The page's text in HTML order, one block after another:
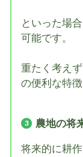
といった場
可能です。
重たく考え
の便利な特徴
農地の将
将来的に耕